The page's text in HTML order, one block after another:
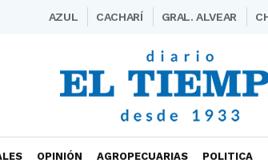
AZUL CACHARÍ GRAL. ALVEAR
OPINIÓN AGROPECUARIAS POLITICA